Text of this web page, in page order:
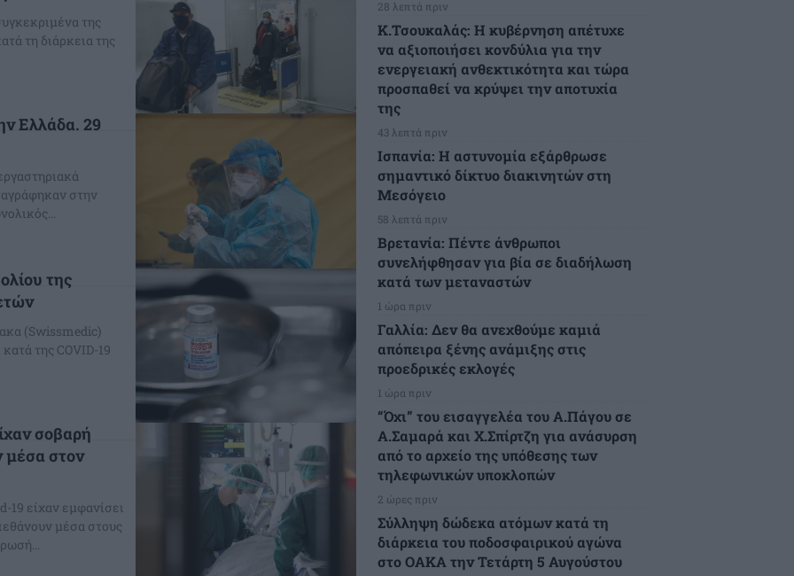
της
τη διάρκεια της
Ελλάδα. 29
στην
24 ώρες ήταν 4.388. Ο συνολικός...
της
(Swissmedic)
της COVID-19
σοβαρή
μέσα στον
19 είχαν εμφανίσει
μέσα στους
28 λεπτά πριν
Κ.Τσουκαλάς: Η κυβέρνηση απέτυχε
να αξιοποιήσει κονδύλια για την
ενεργειακή ανθεκτικότητα και τώρα
προσπαθεί να κρύψει την αποτυχία
της
43 λεπτά πριν
Ισπανία: Η αστυνομία εξάρθρωσε
σημαντικό δίκτυο διακινητών στη
Μεσόγειο
58 λεπτά πριν
Βρετανία: Πέντε άνθρωποι
συνελήφθησαν για βία σε διαδήλωση
κατά των μεταναστών
1 ώρα πριν
Γαλλία: Δεν θα ανεχθούμε καμιά
απόπειρα ξένης ανάμιξης στις
προεδρικές εκλογές
1 ώρα πριν
“Όχι” του εισαγγελέα του Α.Πάγου σε
Α.Σαμαρά και Χ.Σπίρτζη για ανάσυρση
από το αρχείο της υπόθεσης των
τηλεφωνικών υποκλοπών
2 ώρες πριν
Σύλληψη δώδεκα ατόμων κατά τη
διάρκεια του ποδοσφαιρικού αγώνα
στο ΟΑΚΑ την Τετάρτη 5 Αυγούστου